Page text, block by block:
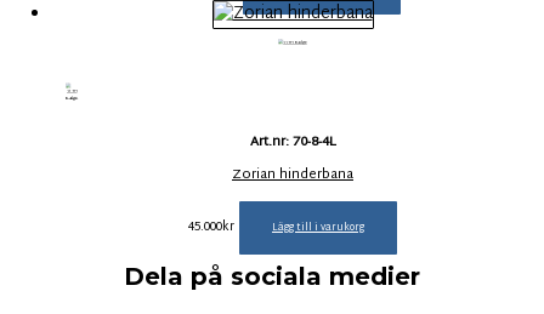
Art.nr: 70-8-4L
Zorian hinderbana
45.000kr Lägg till i varukorg
Dela på sociala medier